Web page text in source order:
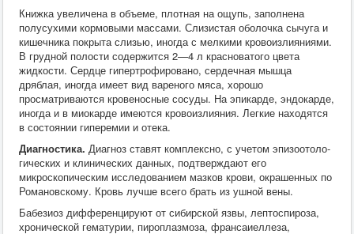
Книжка увеличена в объеме, плотная на ощупь, заполнена
полусухими кормовыми массами. Слизистая оболочка сычуга и
кишечника покрыта слизью, иногда с мелкими кровоизлияниями.
В грудной полости содержится 2—4 л красноватого цвета
жидкости. Сердце гипертрофировано, сердечная мышца
дряблая, иногда имеет вид вареного мяса, хорошо
просматриваются кровеносные сосуды. На эпикарде, эндокарде,
иногда и в миокарде имеются кровоизлияния. Легкие находятся
в состоянии гиперемии и отека.
Диагностика. Диагноз ставят комплексно, с учетом эпизоотоло-
гических и клинических данных, подтверждают его
микроскопическим исследованием мазков крови, окрашенных по
Романовскому. Кровь лучше всего брать из ушной вены.
Бабезиоз дифференцируют от сибирской язвы, лептоспироза,
хронической гематурии, пироплазмоза, франсаиеллеза,